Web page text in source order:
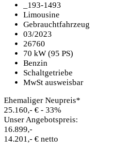
_193-1493
Limousine
Gebrauchtfahrzeug
03/2023
26760
70 kW (95 PS)
Benzin
Schaltgetriebe
MwSt ausweisbar
Ehemaliger Neupreis*
25.160,- € - 33%
Unser Angebotspreis:
16.899,-
14.201,- € netto